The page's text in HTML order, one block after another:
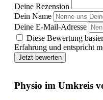
Deine Rezension
Dein Name
Deine E-Mail-Adresse
Diese Bewertung
Erfahrung und entspricht
Jetzt bewerten
Physio im Umkreis